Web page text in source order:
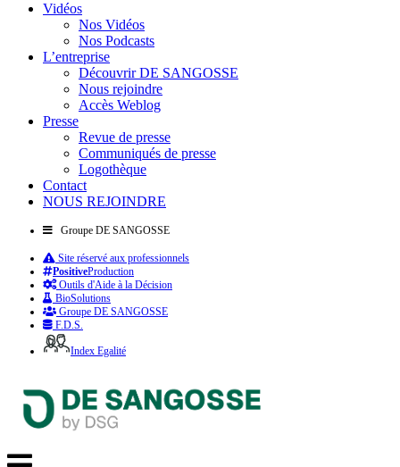
Vidéos
Nos Vidéos
Nos Podcasts
L’entreprise
Découvrir DE SANGOSSE
Nous rejoindre
Accès Weblog
Presse
Revue de presse
Communiqués de presse
Logothèque
Contact
NOUS REJOINDRE
Groupe DE SANGOSSE
Site réservé aux professionnels
PositiveProduction
Outils d'Aide à la Décision
BioSolutions
Groupe DE SANGOSSE
F.D.S.
Index Egalité